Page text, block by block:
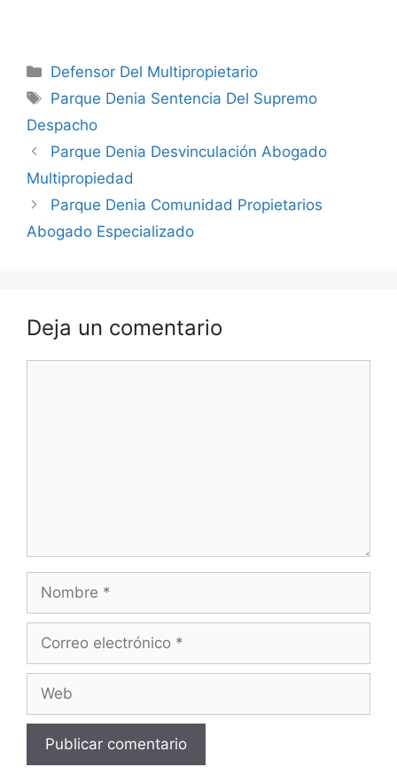
Categorías
Defensor Del Multipropietario
Etiquetas
Parque Denia Sentencia Del Supremo
Despacho
Parque Denia Desvinculación Abogado
Multipropiedad
Parque Denia Comunidad Propietarios
Abogado Especializado
Deja un comentario
Nombre
Correo
Web